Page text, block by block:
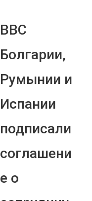
ВВС
Болгарии,
Румынии и
Испании
подписали
соглашени
е о